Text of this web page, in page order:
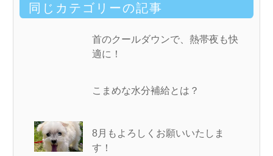
同じカテゴリーの記事
首のクールダウンで、熱帯夜も快
適に！
こまめな水分補給とは？
8月もよろしくお願いいたしま
す！